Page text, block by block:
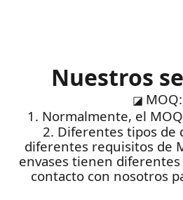
Nuestros
◪ MOQ:
1. Normalmente, el
2. Diferentes tipos de
diferentes requisitos de
envases tienen diferentes
contacto con nosotros